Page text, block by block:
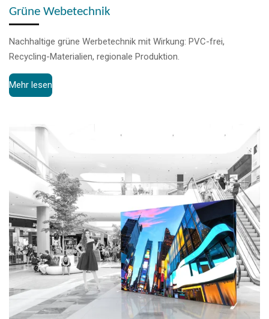
Grüne Webetechnik
Nachhaltige grüne Werbetechnik mit Wirkung: PVC-frei,
Recycling-Materialien, regionale Produktion.
Mehr lesen